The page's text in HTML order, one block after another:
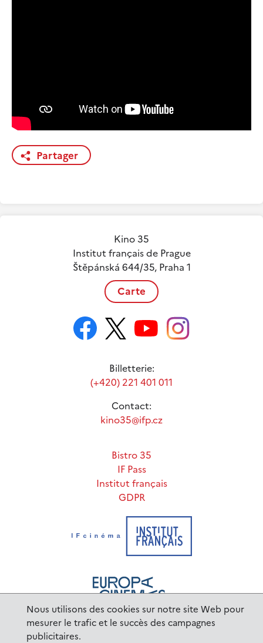
Nous utilisons des cookies sur notre site Web pour
mesurer le trafic et le succès des campagnes
publicitaires.
Partager
Kino 35
Institut français de Prague
Štěpánská 644/35, Praha 1
Carte
Billetterie:
(+420) 221 401 011
Contact:
kino35@ifp.cz
Bistro 35
IF Pass
Institut français
GDPR